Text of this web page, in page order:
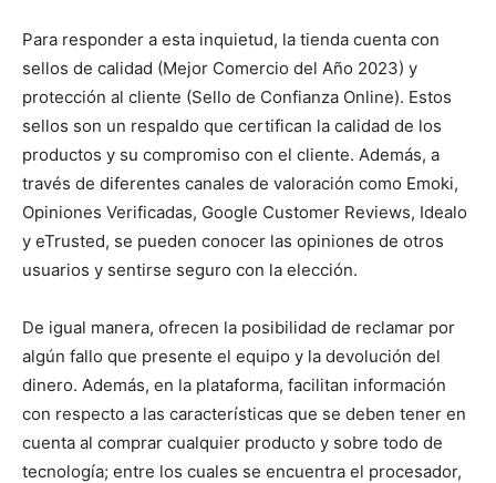
Para responder a esta inquietud, la tienda cuenta con
sellos de calidad (Mejor Comercio del Año 2023) y
protección al cliente (Sello de Confianza Online). Estos
sellos son un respaldo que certifican la calidad de los
productos y su compromiso con el cliente. Además, a
través de diferentes canales de valoración como Emoki,
Opiniones Verificadas, Google Customer Reviews, Idealo
y eTrusted, se pueden conocer las opiniones de otros
usuarios y sentirse seguro con la elección.
De igual manera, ofrecen la posibilidad de reclamar por
algún fallo que presente el equipo y la devolución del
dinero. Además, en la plataforma, facilitan información
con respecto a las características que se deben tener en
cuenta al comprar cualquier producto y sobre todo de
tecnología; entre los cuales se encuentra el procesador,